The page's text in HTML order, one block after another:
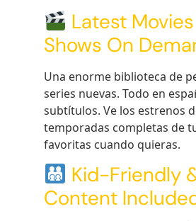
Latest
Shows On
Una enorme biblioteca de
series nuevas. Todo en
subtítulos. Ve los estrenos
temporadas completas de
favoritas cuando quieras.
Kid-Friendly
Content